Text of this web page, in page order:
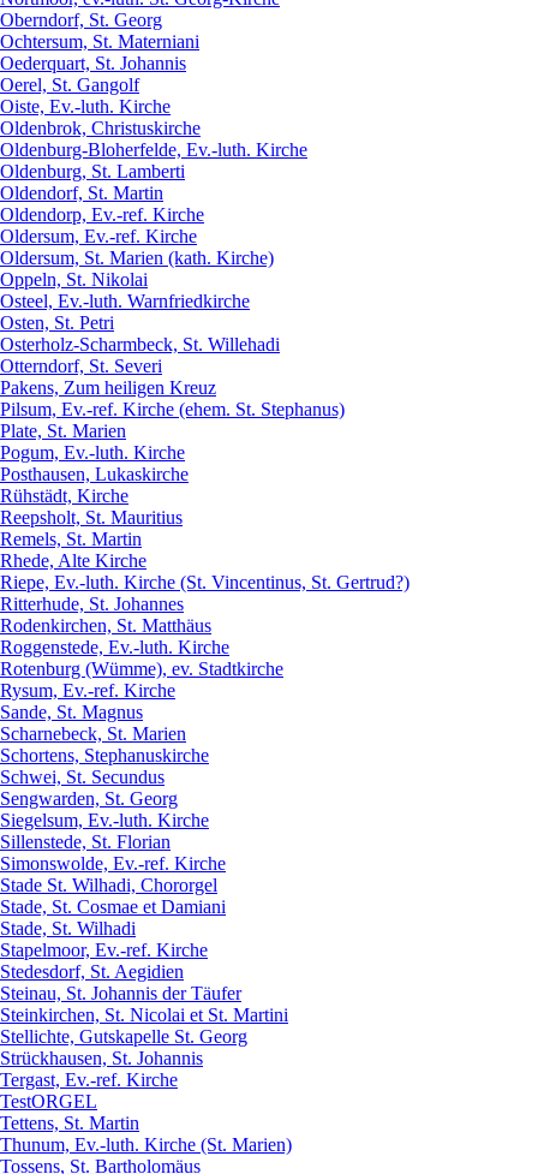
Oberndorf, St. Georg
Ochtersum, St. Materniani
Oederquart, St. Johannis
Oerel, St. Gangolf
Oiste, Ev.-luth. Kirche
Oldenbrok, Christuskirche
Oldenburg-Bloherfelde, Ev.-luth. Kirche
Oldenburg, St. Lamberti
Oldendorf, St. Martin
Oldendorp, Ev.-ref. Kirche
Oldersum, Ev.-ref. Kirche
Oldersum, St. Marien (kath. Kirche)
Oppeln, St. Nikolai
Osteel, Ev.-luth. Warnfriedkirche
Osten, St. Petri
Osterholz-Scharmbeck, St. Willehadi
Otterndorf, St. Severi
Pakens, Zum heiligen Kreuz
Pilsum, Ev.-ref. Kirche (ehem. St. Stephanus)
Plate, St. Marien
Pogum, Ev.-luth. Kirche
Posthausen, Lukaskirche
Rühstädt, Kirche
Reepsholt, St. Mauritius
Remels, St. Martin
Rhede, Alte Kirche
Riepe, Ev.-luth. Kirche (St. Vincentinus, St. Gertrud?)
Ritterhude, St. Johannes
Rodenkirchen, St. Matthäus
Roggenstede, Ev.-luth. Kirche
Rotenburg (Wümme), ev. Stadtkirche
Rysum, Ev.-ref. Kirche
Sande, St. Magnus
Scharnebeck, St. Marien
Schortens, Stephanuskirche
Schwei, St. Secundus
Sengwarden, St. Georg
Siegelsum, Ev.-luth. Kirche
Sillenstede, St. Florian
Simonswolde, Ev.-ref. Kirche
Stade St. Wilhadi, Chororgel
Stade, St. Cosmae et Damiani
Stade, St. Wilhadi
Stapelmoor, Ev.-ref. Kirche
Stedesdorf, St. Aegidien
Steinau, St. Johannis der Täufer
Steinkirchen, St. Nicolai et St. Martini
Stellichte, Gutskapelle St. Georg
Strückhausen, St. Johannis
Tergast, Ev.-ref. Kirche
TestORGEL
Tettens, St. Martin
Thunum, Ev.-luth. Kirche (St. Marien)
Tossens, St. Bartholomäus